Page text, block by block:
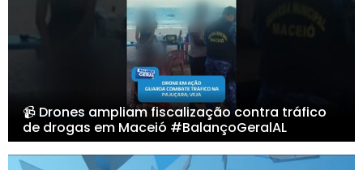
📹 Drones ampliam fiscalização contra tráfico
de drogas em Maceió #BalançoGeralAL